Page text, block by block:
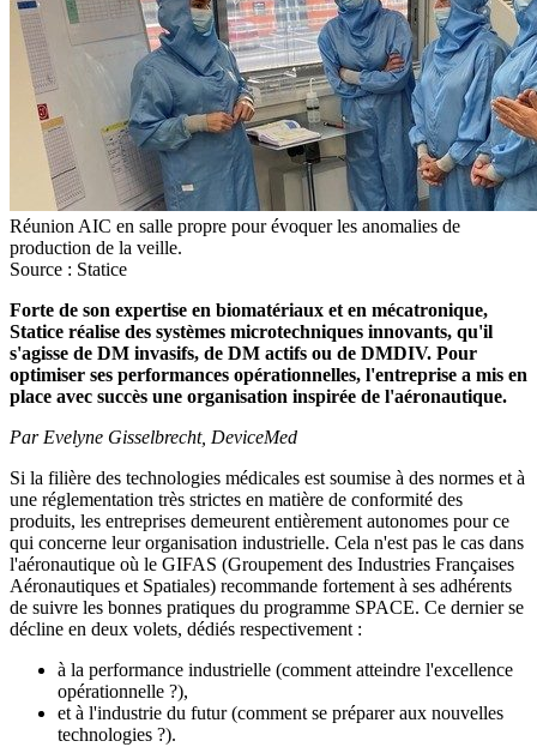
Réunion AIC en salle propre pour évoquer les anomalies de
production de la veille.
Source : Statice
Forte de son expertise en biomatériaux et en mécatronique,
Statice réalise des systèmes microtechniques innovants, qu'il
s'agisse de DM invasifs, de DM actifs ou de DMDIV. Pour
optimiser ses performances opérationnelles, l'entreprise a mis en
place avec succès une organisation inspirée de l'aéronautique.
Par Evelyne Gisselbrecht, DeviceMed
Si la filière des technologies médicales est soumise à des normes et à
une réglementation très strictes en matière de conformité des
produits, les entreprises demeurent entièrement autonomes pour ce
qui concerne leur organisation industrielle. Cela n'est pas le cas dans
l'aéronautique où le GIFAS (Groupement des Industries Françaises
Aéronautiques et Spatiales) recommande fortement à ses adhérents
de suivre les bonnes pratiques du programme SPACE. Ce dernier se
décline en deux volets, dédiés respectivement :
à la performance industrielle (comment atteindre l'excellence
opérationnelle ?),
et à l'industrie du futur (comment se préparer aux nouvelles
technologies ?).